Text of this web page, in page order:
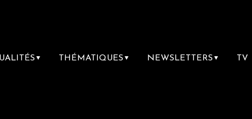
▼ THÉMATIQUES ▼ NEWSLETTERS ▼ TV